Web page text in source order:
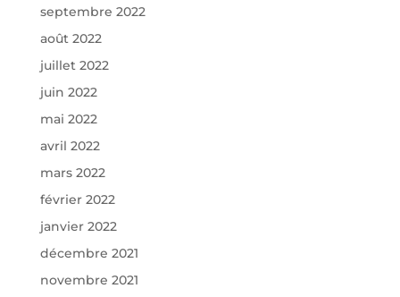
septembre 2022
août 2022
juillet 2022
juin 2022
mai 2022
avril 2022
mars 2022
février 2022
janvier 2022
décembre 2021
novembre 2021